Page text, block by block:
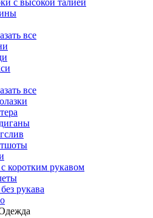
с высокой талией
все
все
коротким рукавом
рукава